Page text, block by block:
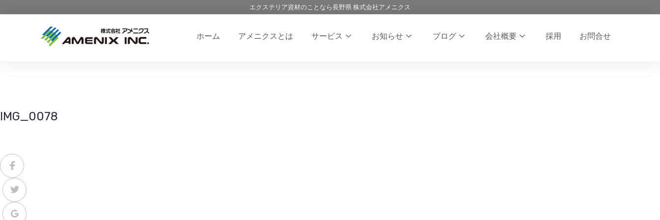
エクステリア資材のことなら長野県 株式会社アメニクス
ホーム アメニクスとは サービス お知らせ ブログ 会社概要 採用 お問合せ
IMG_0078